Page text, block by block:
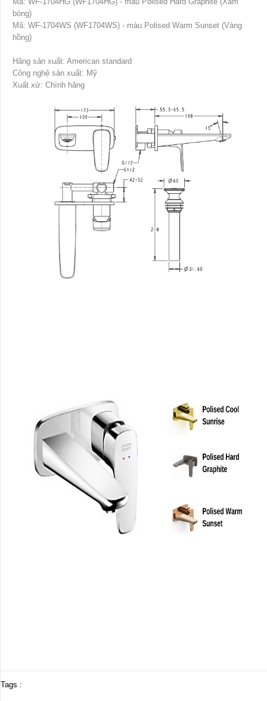
bóng)
Mã: WF-1704WS (WF1704WS) - màu Polised Warm Sunset (Vàng
hồng)
Hãng sản xuất: American standard
Công nghệ sản xuất: Mỹ
Xuất xứ: Chính hãng
Tags :